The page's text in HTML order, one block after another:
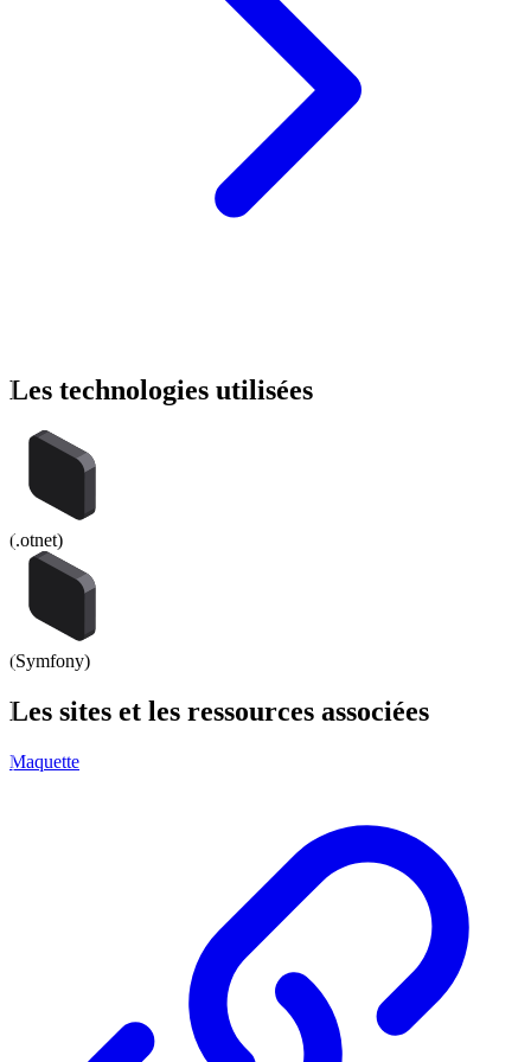
Les technologies utilisées
(.otnet)
(Symfony)
Les sites et les ressources associées
Maquette